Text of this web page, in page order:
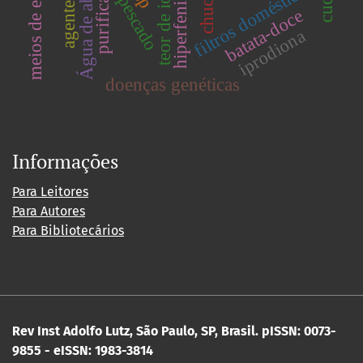
pescado filtros domésticos
doenças genéticas
batata-doce
iprodiona
Informações
Para Leitores
Para Autores
Para Bibliotecários
Rev Inst Adolfo Lutz, São Paulo, SP, Brasil. pISSN: 0073-
9855 - eISSN: 1983-3814